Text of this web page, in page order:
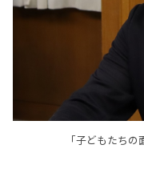
「子どもたち